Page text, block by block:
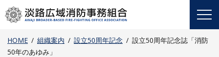
Skip
to
HOME 組織案内 設立50周年記念
設立50周年記念誌「消防
50年のあゆみ」